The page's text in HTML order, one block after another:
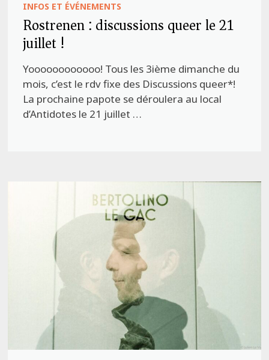
INFOS ET ÉVÉNEMENTS
Rostrenen : discussions queer le 21
juillet !
Yoooooooooooo! Tous les 3ième dimanche du
mois, c’est le rdv fixe des Discussions queer*!
La prochaine papote se déroulera au local
d’Antidotes le 21 juillet …